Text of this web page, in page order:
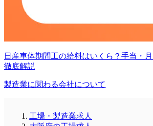
日産車体期間工の給料はいくら？手当・
徹底解説
製造業に関わる会社について
工場・製造業求人